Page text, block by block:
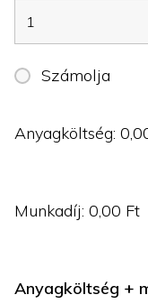
Számolja
Anyagköltség:
Munkadíj: 0,00 Ft
Anyagköltség +